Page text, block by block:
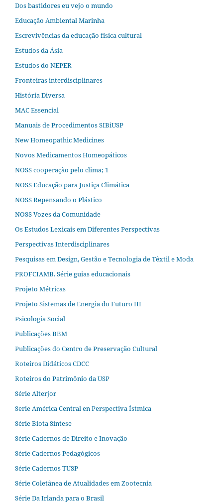
Dos bastidores eu vejo o mundo
Educação Ambiental Marinha
Escrevivências da educação física cultural
Estudos da Ásia​
Estudos do NEPER
Fronteiras interdisciplinares
História Diversa
MAC Essencial
Manuais de Procedimentos SIBiUSP
New Homeopathic Medicines
Novos Medicamentos Homeopáticos
NOSS cooperação pelo clima; 1
NOSS Educação para Justiça Climática
NOSS Repensando o Plástico
NOSS Vozes da Comunidade
Os Estudos Lexicais em Diferentes Perspectivas
Perspectivas Interdisciplinares
Pesquisas em Design, Gestão e Tecnologia de Têxtil e Moda
PROFCIAMB. Série guias educacionais
Projeto Métricas
Projeto Sistemas de Energia do Futuro III
Psicologia Social
Publicações BBM
Publicações do Centro de Preservação Cultural
Roteiros Didáticos CDCC
Roteiros do Patrimônio da USP
Série Alterjor
Serie América Central en Perspectiva Ístmica
Série Biota Síntese
Série Cadernos de Direito e Inovação
Série Cadernos Pedagógicos
Série Cadernos TUSP
Série Coletânea de Atualidades em Zootecnia
Série Da Irlanda para o Brasil